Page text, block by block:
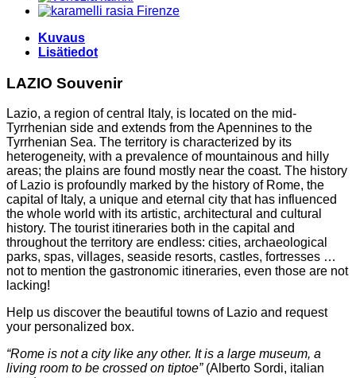
Kuvaus
Lisätiedot
LAZIO Souvenir
Lazio, a region of central Italy, is located on the mid-
Tyrrhenian side and extends from the Apennines to the
Tyrrhenian Sea. The territory is characterized by its
heterogeneity, with a prevalence of mountainous and hilly
areas; the plains are found mostly near the coast. The history
of Lazio is profoundly marked by the history of Rome, the
capital of Italy, a unique and eternal city that has influenced
the whole world with its artistic, architectural and cultural
history. The tourist itineraries both in the capital and
throughout the territory are endless: cities, archaeological
parks, spas, villages, seaside resorts, castles, fortresses …
not to mention the gastronomic itineraries, even those are not
lacking!
Help us discover the beautiful towns of Lazio and request
your personalized box.
“Rome is not a city like any other. It is a large museum, a
living room to be crossed on tiptoe” (Alberto Sordi, italian